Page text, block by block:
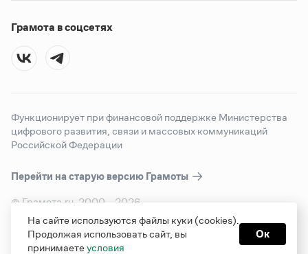
Грамота в соцсетях
Функционирует при финансовой поддержке Министерства
цифрового развития, связи и массовых коммуникаций
Российской Федерации
Перейти на старую версию Грамоты
© Грамота.ru, 2000 – 2026
Свидетельство о регистрации СМИ: ЭЛ № ФС 77 - 84700,
выдано 10.02.2023
Дизайн — Мария Екимова /
Мотка
На сайте используются файлы куки (cookies).
Продолжая использовать сайт, вы
принимаетеусловия
Ок